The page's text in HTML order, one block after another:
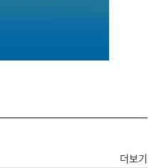
더보기